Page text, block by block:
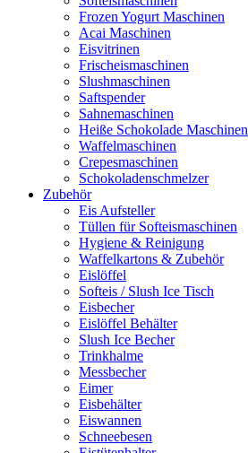
Frozen Yogurt Maschinen
Acai Maschinen
Eisvitrinen
Frischeismaschinen
Slushmaschinen
Saftspender
Sahnemaschinen
Heiße Schokolade Maschinen
Waffelmaschinen
Crepesmaschinen
Schokoladenschmelzer
Zubehör
Eis Aufsteller
Tüllen für Softeismaschinen
Hygiene & Reinigung
Waffelkartons & Zubehör
Eislöffel
Softeis / Slush Ice Tisch
Eisbecher
Eislöffel Behälter
Slush Ice Becher
Trinkhalme
Messbecher
Eimer
Eisbehälter
Eiswannen
Schneebesen